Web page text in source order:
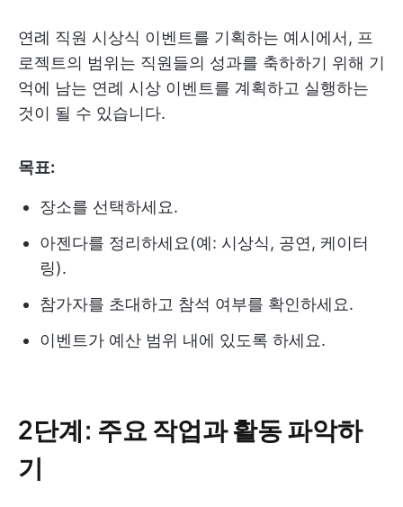
연례 직원 시상식 이벤트를 기획하는 예시에서, 프
로젝트의 범위는 직원들의 성과를 축하하기 위해 기
억에 남는 연례 시상 이벤트를 계획하고 실행하는
것이 될 수 있습니다.
목표:
장소를 선택하세요.
아젠다를 정리하세요(예: 시상식, 공연, 케이터
링).
참가자를 초대하고 참석 여부를 확인하세요.
이벤트가 예산 범위 내에 있도록 하세요.
2단계: 주요 작업과 활동 파악하
기